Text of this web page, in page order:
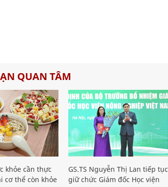
QUAN TÂM
khỏe cần thực
cơ thể còn khỏe
GS.TS Nguyễn Thị Lan tiếp tục
giữ chức Giám đốc Học viện